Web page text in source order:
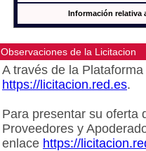
Información relativa
Observaciones de la Licitacion
A través de la
https://licitacion.red.es.
Para presentar su oferta
Proveedores y
enlace https://